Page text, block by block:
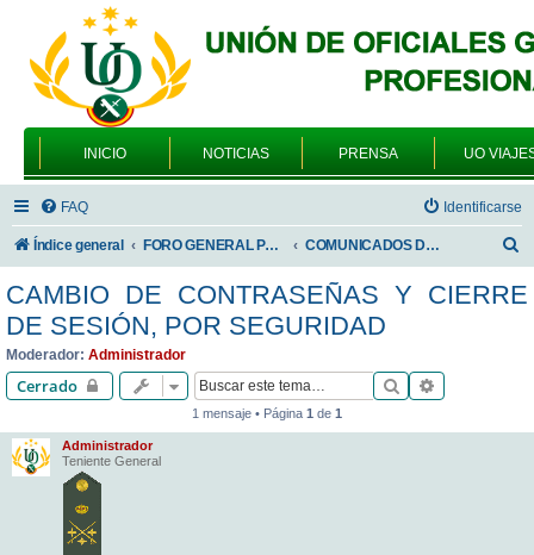
INICIO NOTICIAS PRENSA UO
FAQ Identificarse
Índice general FORO GENERAL PARA TODOS LOS USUARIOS COMUNICADOS DE LA UNIÓN DE OFICIALES
s
CAMBIO DE CONTRASEÑAS Y CIERRE
DE SESIÓN, POR SEGURIDAD
Moderador: Administrador
Cerrado Buscar
1 mensaje • Página 1 de 1
Administrador
Teniente General